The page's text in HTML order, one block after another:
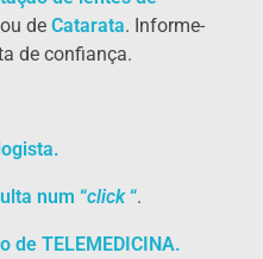
ou de Catarata. Informe-
de confiança.
num “click“.
de TELEMEDICINA.